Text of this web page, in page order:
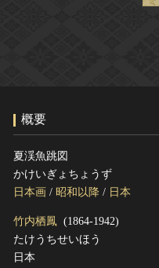
文化遺産データベース
概要
夏渓魚跳図
かけいぎょちょうず
日本画 / 昭和以降 / 日本
竹内栖鳳 (1864-1942)
たけうちせいほう
日本